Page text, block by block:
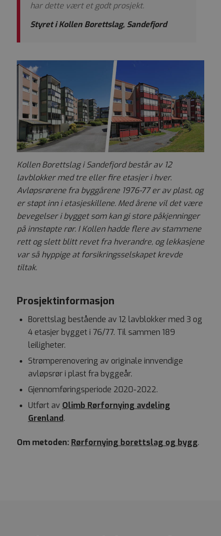
har dette vært et godt prosjekt.
Styret i Kollen Borettslag, Sandefjord
Kollen Borettslag i Sandefjord består av 12
lavblokker med tre eller fire etasjer i hver.
Avløpsrørene fra byggårene 1976-77 er av plast, og
er støpt inn i etasjeskillene. Med årene vil det være
bevegelser i bygget som kan gi store påkjenninger
på innstøpte rør. I Kollen hadde flere av stammene
rett og slett blitt revet fra hverandre, og lekkasjene
var så hyppige at forsikringsselskapet krevde
tiltak.
Prosjektinformasjon
Borettslag bestående av 12 lavblokker med 3 og
4 etasjer bygget i 76/77. Til sammen 189
leiligheter.
Strømperenovering av originale innvendige
avløpsrør i plast fra byggeår.
Gjennomføringsperiode 2020-2022.
Utført av Olimb Rørfornying avdeling
Grenland.
Om metoden: Rørfornying borettslag og bygg.